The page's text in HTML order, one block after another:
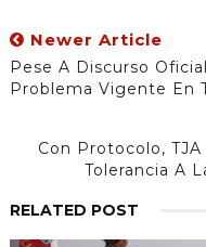
Newer Article
Pese A Discurso
Problema Vigente En
Con Protocolo,
Tolerancia A
RELATED POST